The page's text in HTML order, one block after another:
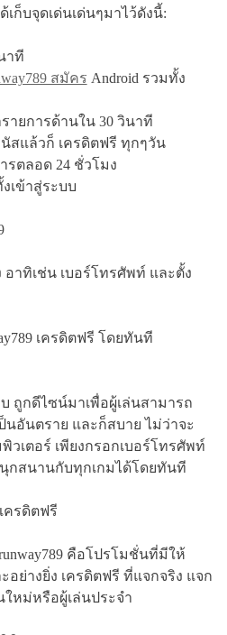
เก็บจุดเด่นเด่นๆมาไว้ดังนี้:
าที
สมัคร Android รวมทั้ง
ายการด้านใน 30 วินาที
สแล้วก็ เครดิตฟรี ทุกๆวัน
ตลอด 24 ชั่วโมง
เข้าสู่ระบบ
าทิเช่น เบอร์โทรศัพท์ และตั้ง
เครดิตฟรี โดยทันที
บ ถูกดีไซน์มาเพื่อผู้เล่นสามารถ
นอันตราย และก็สบาย ไม่ว่าจะ
วเตอร์ เพียงกรอกเบอร์โทรศัพท์
สนานกับทุกเกมได้โดยทันที
ครดิตฟรี
คือโปรโมชั่นที่มีให้
อย่างยิ่ง เครดิตฟรี ที่แจกจริง แจก
ใหม่หรือผู้เล่นประจำ